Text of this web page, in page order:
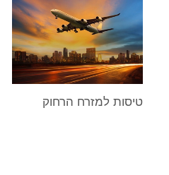
טיסות למזרח הרחוק